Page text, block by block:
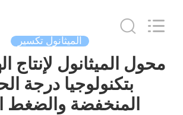
بيت
منتجات
Technology
Co.,Ltd.
الميثانول تكسير
محول الميثانول لإنتاج
بتكنولوجيا درجة
المنخفضة والضغط